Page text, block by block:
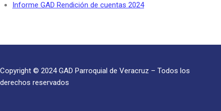
Informe GAD Rendición de cuentas 2024
Copyright © 2024 GAD Parroquial de Veracruz – Todos los
derechos reservados